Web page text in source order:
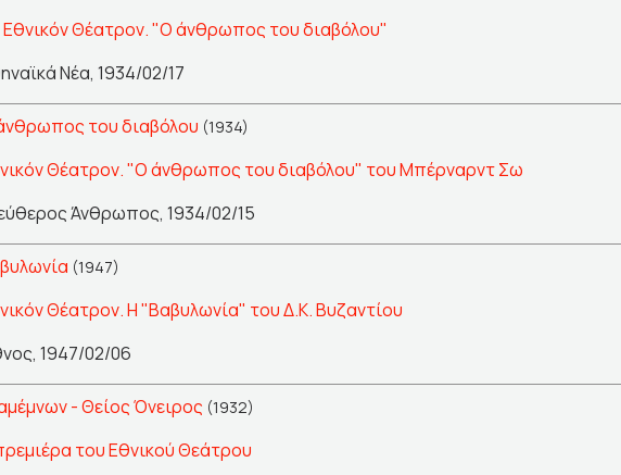
Θέατρον. "Ο άνθρωπος του διαβόλου"
Νέα, 1934/02/17
του διαβόλου (1934)
Θέατρον. "Ο άνθρωπος του διαβόλου" του Μπέρναρντ Σω
Άνθρωπος, 1934/02/15
(1947)
Θέατρον. Η "Βαβυλωνία" του Δ.Κ. Βυζαντίου
1947/02/06
- Θείος Όνειρος (1932)
του Εθνικού Θεάτρου